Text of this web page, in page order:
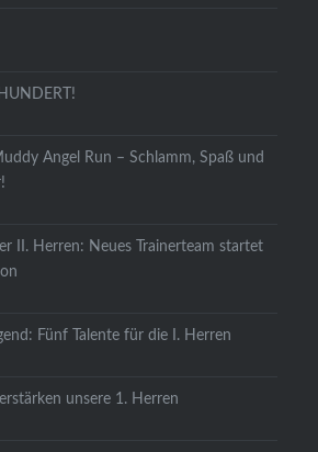
Angel Run – Schlamm, Spaß und
II. Herren: Neues Trainerteam startet
Fünf Talente für die I. Herren
unsere 1. Herren